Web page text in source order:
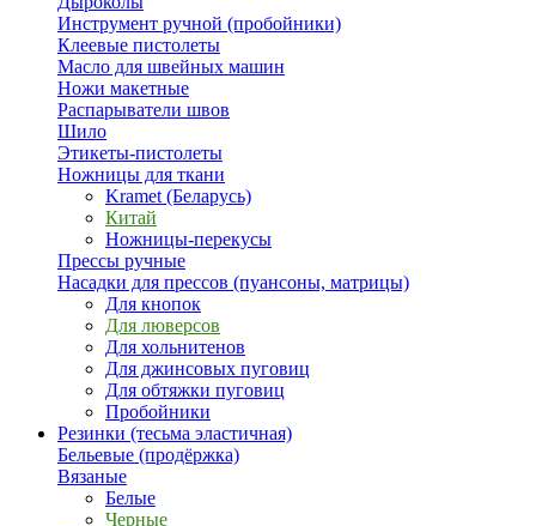
Инструмент ручной (пробойники)
Клеевые пистолеты
Масло для швейных машин
Ножи макетные
Распарыватели швов
Шило
Этикеты-пистолеты
Ножницы для ткани
Kramet (Беларусь)
Китай
Ножницы-перекусы
Прессы ручные
Насадки для прессов (пуансоны, матрицы)
Для кнопок
Для люверсов
Для хольнитенов
Для джинсовых пуговиц
Для обтяжки пуговиц
Пробойники
Резинки (тесьма эластичная)
Бельевые (продёржка)
Вязаные
Белые
Черные